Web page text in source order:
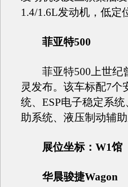
1.4/1.6L发动机，低定
菲亚特500
菲亚特500上世纪
灵发布。该车标配7个
统、ESP电子稳定系
助系统、液压制动辅助
展位坐标：W1馆
华晨骏捷Wagon